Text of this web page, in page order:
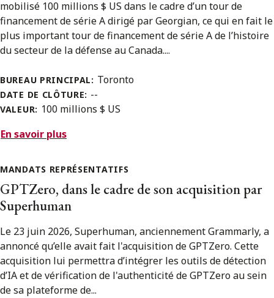
mobilisé 100 millions $ US dans le cadre d’un tour de
financement de série A dirigé par Georgian, ce qui en fait le
plus important tour de financement de série A de l’histoire
du secteur de la défense au Canada....
BUREAU PRINCIPAL: Toronto
DATE DE CLÔTURE: --
VALEUR: 100 millions $ US
En savoir plus
MANDATS REPRÉSENTATIFS
GPTZero, dans le cadre de son acquisition par
Superhuman
Le 23 juin 2026, Superhuman, anciennement Grammarly, a
annoncé qu’elle avait fait l'acquisition de GPTZero. Cette
acquisition lui permettra d’intégrer les outils de détection
d’IA et de vérification de l'authenticité de GPTZero au sein
de sa plateforme de...